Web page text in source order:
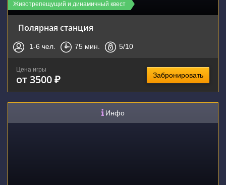
Животрепещущий и динамичный квест
Полярная станция
1-6 чел. 75 мин. 5/10
Цена игры
от 3500 ₽ Забронировать
Инфо